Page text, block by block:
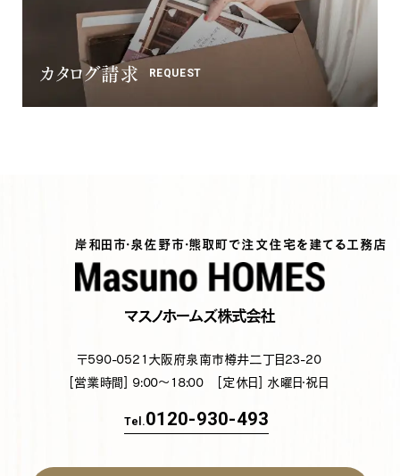
カタログ請求 REQUEST
岸和田市・泉佐野市・熊取町で注文住宅を建てる工務店
マスノホームズ株式会社
〒590-0521 大阪府泉南市樽井二丁目23-20
[営業時間] 9:00～18:00 [定休日] 水曜日・祝日
Tel.0120-930-493